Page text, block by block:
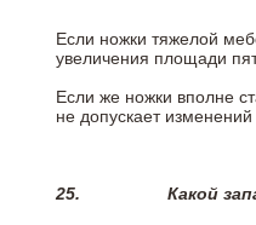
Если ножки тяжелой
увеличения площади
Если же ножки вполне
не допускает
25. Какой